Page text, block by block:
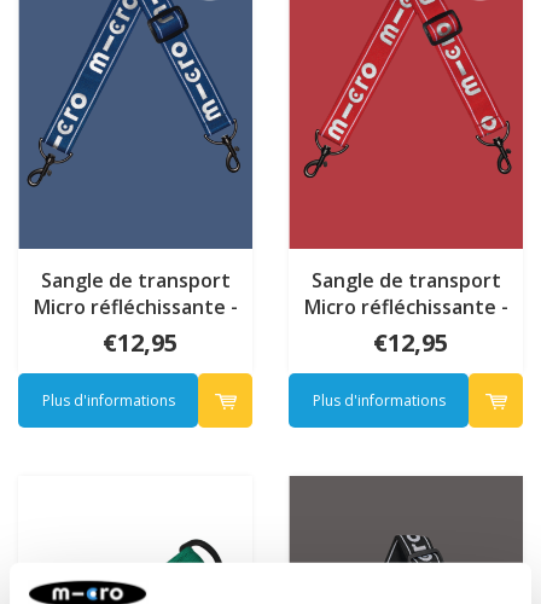
Sangle de transport
Micro réfléchissante -
Bleu
€12,95
Plus d'informations
Sangle de transport
Micro réfléchissante -
Rouge
€12,95
Plus d'informations